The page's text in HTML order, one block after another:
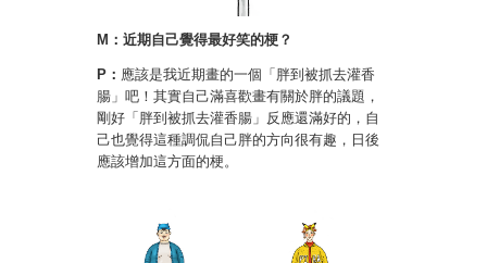
M：近期自己覺得最好笑的梗？
P： 應該是我近期畫的一個「胖到被抓去灌香
腸」吧！其實自己滿喜歡畫有關於胖的議題，
剛好「胖到被抓去灌香腸」反應還滿好的，自
己也覺得這種調侃自己胖的方向很有趣，日後
應該增加這方面的梗。